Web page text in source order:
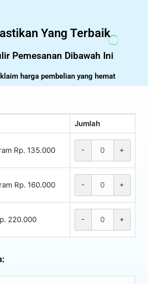
Yang Terbaik
Pemesanan Dibawah Ini
harga pembelian yang hemat
Jumlah
Rp. 135.000 - +
Rp. 160.000 - +
220.000 - +